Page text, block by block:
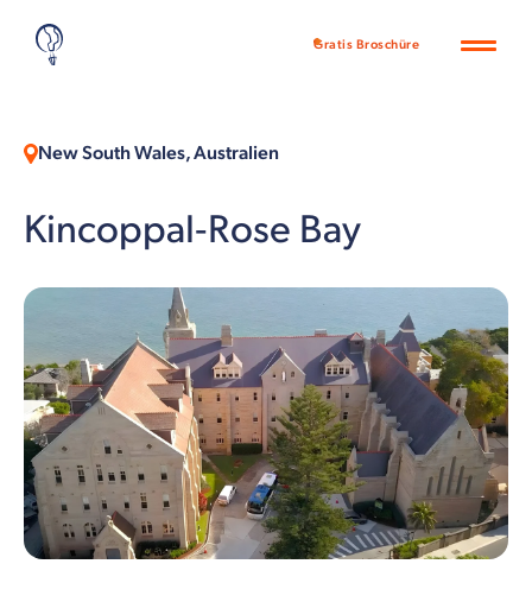
Gratis Broschüre
New South Wales, Australien
Kincoppal-Rose Bay